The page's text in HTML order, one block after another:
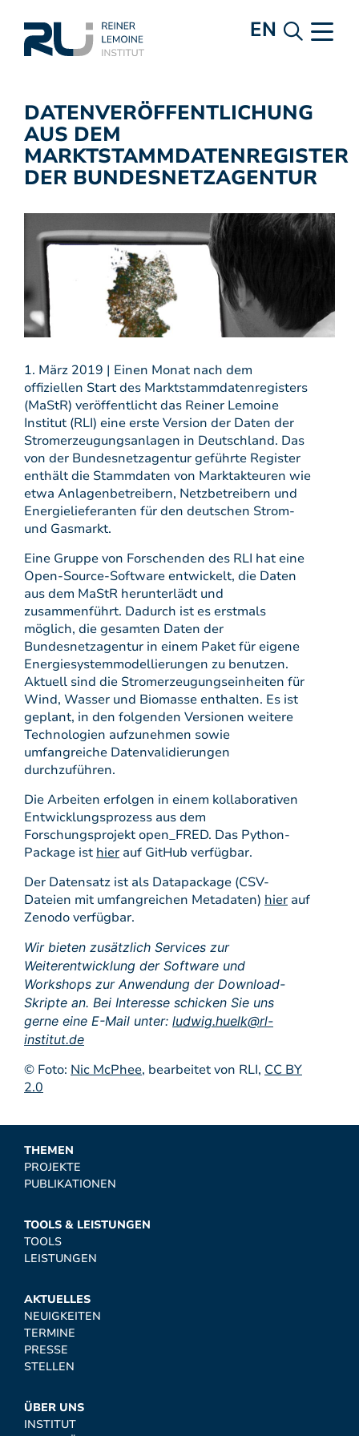
EN
DATENVERÖFFENTLICHUNG
AUS DEM
MARKTSTAMMDATENREGISTER
DER BUNDESNETZAGENTUR
1. März 2019 | Einen Monat nach dem
offiziellen Start des Marktstammdatenregisters
(MaStR) veröffentlicht das Reiner Lemoine
Institut (RLI) eine erste Version der Daten der
Stromerzeugungsanlagen in Deutschland. Das
von der Bundesnetzagentur geführte Register
enthält die Stammdaten von Marktakteuren wie
etwa Anlagenbetreibern, Netzbetreibern und
Energielieferanten für den deutschen Strom-
und Gasmarkt.
Eine Gruppe von Forschenden des RLI hat eine
Open-Source-Software entwickelt, die Daten
aus dem MaStR herunterlädt und
zusammenführt. Dadurch ist es erstmals
möglich, die gesamten Daten der
Bundesnetzagentur in einem Paket für eigene
Energiesystemmodellierungen zu benutzen.
Aktuell sind die Stromerzeugungseinheiten für
Wind, Wasser und Biomasse enthalten. Es ist
geplant, in den folgenden Versionen weitere
Technologien aufzunehmen sowie
umfangreiche Datenvalidierungen
durchzuführen.
Die Arbeiten erfolgen in einem kollaborativen
Entwicklungsprozess aus dem
Forschungsprojekt open_FRED. Das Python-
Package ist hier auf GitHub verfügbar.
Der Datensatz ist als Datapackage (CSV-
Dateien mit umfangreichen Metadaten) hier auf
Zenodo verfügbar.
Wir bieten zusätzlich Services zur
Weiterentwicklung der Software und
Workshops zur Anwendung der Download-
Skripte an. Bei Interesse schicken Sie uns
gerne eine E-Mail unter: ludwig.huelk@rl-
institut.de
© Foto: Nic McPhee, bearbeitet von RLI, CC BY
2.0
THEMEN
PROJEKTE
PUBLIKATIONEN
TOOLS & LEISTUNGEN
TOOLS
LEISTUNGEN
AKTUELLES
NEUIGKEITEN
TERMINE
PRESSE
STELLEN
ÜBER UNS
INSTITUT